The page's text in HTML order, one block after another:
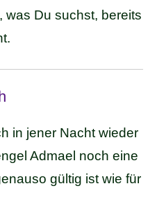
was Du suchst, bereits
in jener Nacht wieder
Admael noch eine
gültig ist wie für